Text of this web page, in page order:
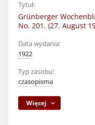
Tytuł:
Grünberger
No. 201. (27. August
Data wydania:
1922
Typ zasobu:
czasopisma
Więcej